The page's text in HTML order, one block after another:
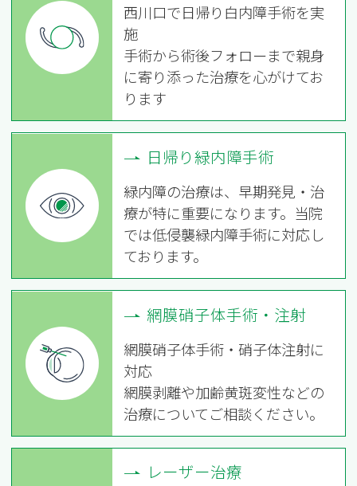
西川口で日帰り白内障手術を実
施
手術から術後フォローまで親身
に寄り添った治療を心がけてお
ります
日帰り緑内障手術
緑内障の治療は、早期発見・治
療が特に重要になります。当院
では低侵襲緑内障手術に対応し
ております。
網膜硝子体手術・注射
網膜硝子体手術・硝子体注射に
対応
網膜剥離や加齢黄斑変性などの
治療についてご相談ください。
レーザー治療